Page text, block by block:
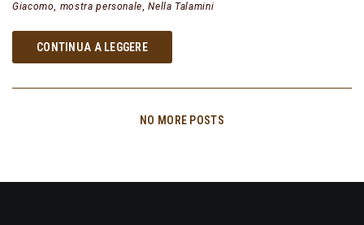
Giacomo, mostra personale,Nella Talamini
CONTINUA A LEGGERE
NO MORE POSTS